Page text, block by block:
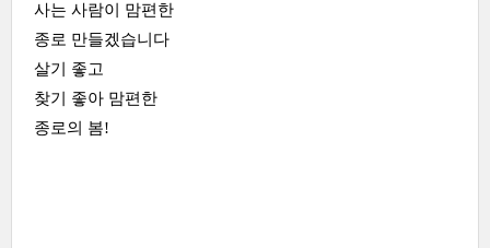
사는 사람이 맘편한
종로 만들겠습니다
살기 좋고
찾기 좋아 맘편한
종로의 봄!